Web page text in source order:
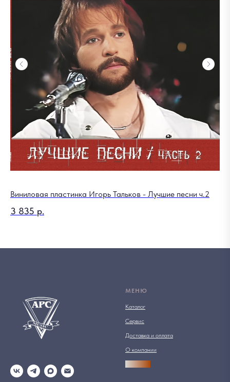
Виниловая пластинка Игорь Тальков - Лучшие песни ч.2
3 835 р.
МЕНЮ
Каталог
Сервис
Доставка и оплата
О компании